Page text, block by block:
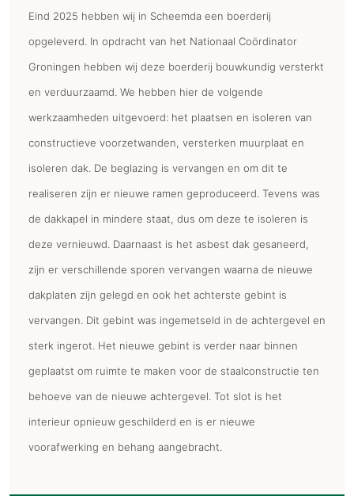
Eind 2025 hebben wij in Scheemda een boerderij
opgeleverd. In opdracht van het Nationaal Coördinator
Groningen hebben wij deze boerderij bouwkundig versterkt
en verduurzaamd. We hebben hier de volgende
werkzaamheden uitgevoerd: het plaatsen en isoleren van
constructieve voorzetwanden, versterken muurplaat en
isoleren dak. De beglazing is vervangen en om dit te
realiseren zijn er nieuwe ramen geproduceerd. Tevens was
de dakkapel in mindere staat, dus om deze te isoleren is
deze vernieuwd. Daarnaast is het asbest dak gesaneerd,
zijn er verschillende sporen vervangen waarna de nieuwe
dakplaten zijn gelegd en ook het achterste gebint is
vervangen. Dit gebint was ingemetseld in de achtergevel en
sterk ingerot. Het nieuwe gebint is verder naar binnen
geplaatst om ruimte te maken voor de staalconstructie ten
behoeve van de nieuwe achtergevel. Tot slot is het
interieur opnieuw geschilderd en is er nieuwe
voorafwerking en behang aangebracht.